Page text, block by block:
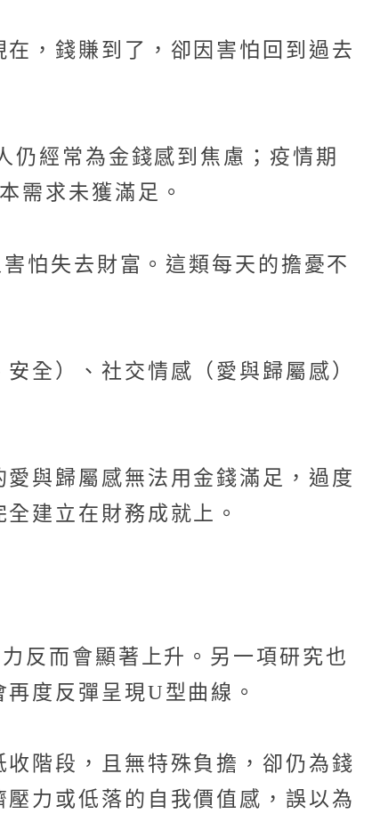
，錢賺到了，卻因害怕回到過去
仍經常為金錢感到焦慮；疫情期
需求未獲滿足。
怕失去財富。這類每天的擔憂不
全）、社交情感（愛與歸屬感）
與歸屬感無法用金錢滿足，過度
建立在財務成就上。
反而會顯著上升。另一項研究也
度反彈呈現U型曲線。
階段，且無特殊負擔，卻仍為錢
力或低落的自我價值感，誤以為